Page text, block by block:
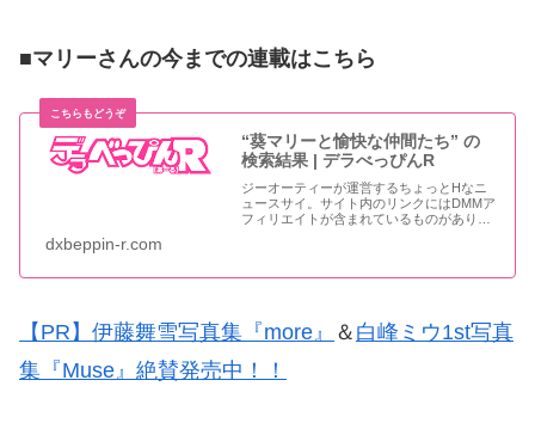
■マリーさんの今までの連載はこちら
“葵マリーと愉快な仲間たち” の
検索結果 | デラべっぴんR
ジーオーティーが運営するちょっとHなニ
ュースサイ。サイト内のリンクにはDMMア
フィリエイトが含まれているものがありま
dxbeppin-r.com
【PR】伊藤舞雪写真集『more』 ＆ 白峰ミウ1st写真
集『Muse』絶賛発売中！！